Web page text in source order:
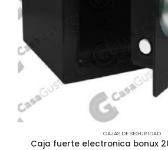
CAJAS DE SEGURIDAD
Caja fuerte electronica bonux